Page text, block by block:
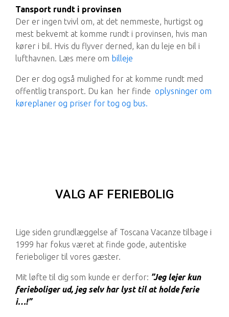
Tansport rundt i provinsen
Der er ingen tvivl om, at det nemmeste, hurtigst og
mest bekvemt at komme rundt i provinsen, hvis man
kører i bil. Hvis du flyver derned, kan du leje en bil i
lufthavnen. Læs mere om billeje
Der er dog også mulighed for at komme rundt med
offentlig transport. Du kan her finde oplysninger om
køreplaner og priser for tog og bus.
VALG AF FERIEBOLIG
Lige siden grundlæggelse af Toscana Vacanze tilbage i
1999 har fokus været at finde gode, autentiske
ferieboliger til vores gæster.
Mit løfte til dig som kunde er derfor: ”Jeg lejer kun
ferieboliger ud, jeg selv har lyst til at holde ferie
i…!”